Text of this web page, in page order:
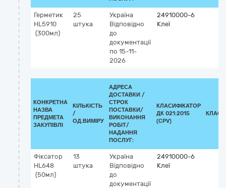
Герметик
HL5910
(300мл)
25
штука
Україна
Відповідно
до
документації
по 15-11-
2026
24910000-6
Клеї
КОНКРЕТНА
НАЗВА
ПРЕДМЕТА
ЗАКУПІВЛІ
КІЛЬКІСТЬ
/
ОД.ВИМІРУ
АДРЕСА
ДОСТАВКИ /
СТРОК
ПОСТАВКИ/
ВИКОНАННЯ
РОБІТ/
НАДАННЯ
ПОСЛУГ:
КЛАСИФІКАТОР
ДК 021:2015
(CPV)
Фіксатор
HL648
(50мл)
13
штука
Україна
Відповідно
до
документації
24910000-6
Клеї